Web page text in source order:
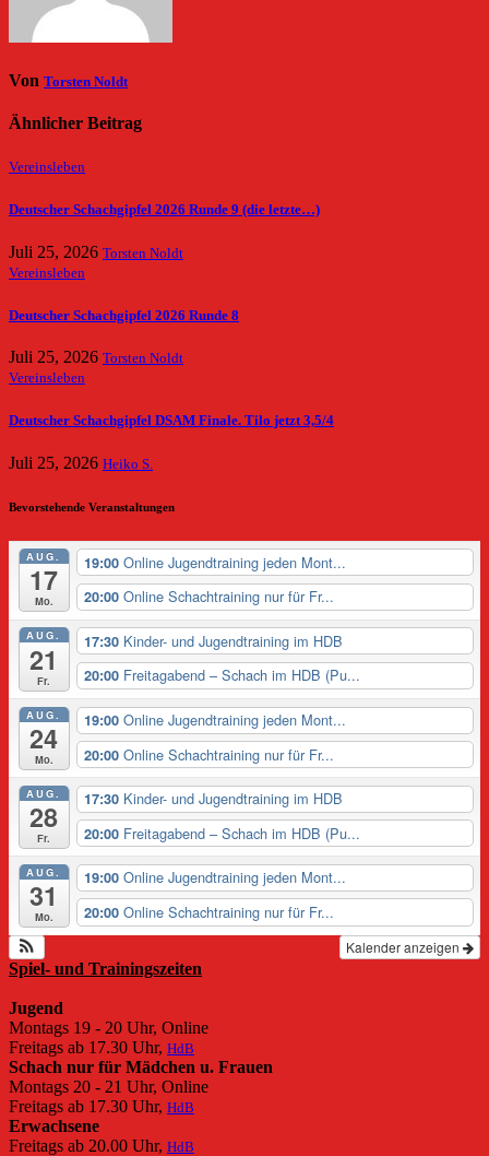
Von Torsten Noldt
Ähnlicher Beitrag
Vereinsleben
Deutscher Schachgipfel 2026 Runde 9 (die letzte…)
Juli 25, 2026 Torsten Noldt
Vereinsleben
Deutscher Schachgipfel 2026 Runde 8
Juli 25, 2026 Torsten Noldt
Vereinsleben
Deutscher Schachgipfel DSAM Finale. Tilo jetzt 3,5/4
Juli 25, 2026 Heiko S.
Bevorstehende Veranstaltungen
AUG.
17
Mo.
19:00 Online Jugendtraining jeden Mont...
20:00 Online Schachtraining nur für Fr...
AUG.
21
Fr.
17:30 Kinder- und Jugendtraining im HDB
20:00 Freitagabend – Schach im HDB (Pu...
AUG.
24
Mo.
19:00 Online Jugendtraining jeden Mont...
20:00 Online Schachtraining nur für Fr...
AUG.
28
Fr.
17:30 Kinder- und Jugendtraining im HDB
20:00 Freitagabend – Schach im HDB (Pu...
AUG.
31
Mo.
19:00 Online Jugendtraining jeden Mont...
20:00 Online Schachtraining nur für Fr...
Kalender anzeigen
Spiel- und Trainingszeiten
Jugend
Montags 19 - 20 Uhr, Online
Freitags ab 17.30 Uhr, HdB
Schach nur für Mädchen u. Frauen
Montags 20 - 21 Uhr, Online
Freitags ab 17.30 Uhr, HdB
Erwachsene
Freitags ab 20.00 Uhr, HdB